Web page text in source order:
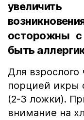
осторожны
быть
Для взрослого
порцией икры
(2-3 ложки).
внимание на